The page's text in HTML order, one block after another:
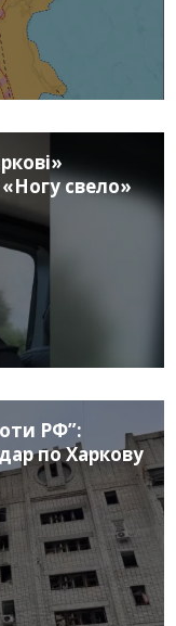
свело»
РФ”:
по Харкову